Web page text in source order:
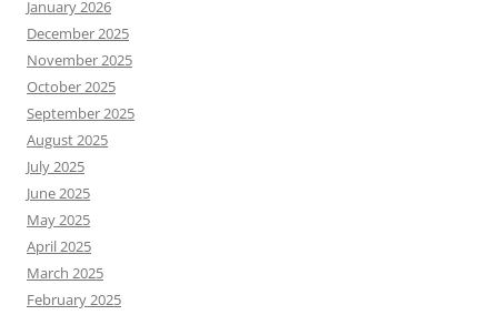
January 2026
December 2025
November 2025
October 2025
September 2025
August 2025
July 2025
June 2025
May 2025
April 2025
March 2025
February 2025